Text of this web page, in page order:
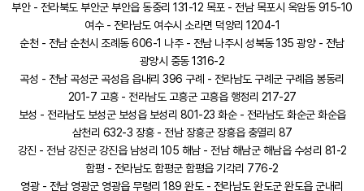
부안 - 전라북도 부안군 부안읍 동중리 131-12 목포 - 전남 목포시 옥암동 915-10
여수 - 전라남도 여수시 소라면 덕양리 1204-1
순천 - 전남 순천시 조례동 606-1 나주 - 전남 나주시 성북동 135 광양 - 전남
광양시 중동 1316-2
곡성 - 전남 곡성군 곡성읍 읍내리 396 구례 - 전라남도 구례군 구례읍 봉동리
201-7 고흥 - 전라남도 고흥군 고흥읍 행정리 217-27
보성 - 전라남도 보성군 보성읍 보성리 801-23 화순 - 전라남도 화순군 화순읍
삼천리 632-3 장흥 - 전남 장흥군 장흥읍 충열리 87
강진 - 전남 강진군 강진읍 남성리 105 해남 - 전남 해남군 해남읍 수성리 81-2
함평 - 전라남도 함평군 함평읍 기각리 776-2
영광 - 전남 영광군 영광읍 무령리 189 완도 - 전라남도 완도군 완도읍 군내리